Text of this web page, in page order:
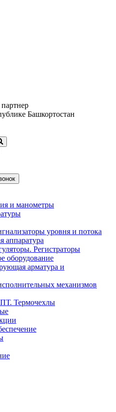
Башкортостан
и манометры
уровня и потока
аппаратура
Регистраторы
оборудование
арматура и
механизмов
Термочехлы